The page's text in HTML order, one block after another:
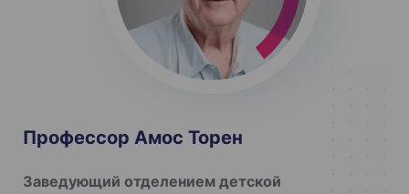
Профессор Амос Торен
Заведующий отделением детской